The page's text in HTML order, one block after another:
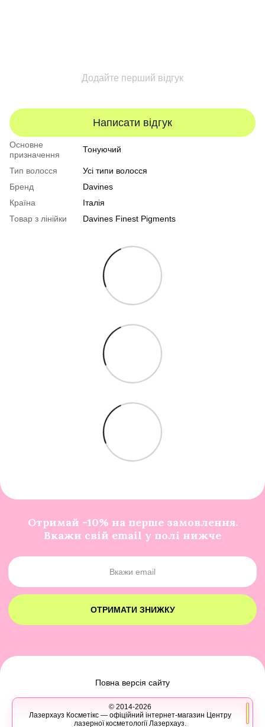
Додайте перший відгук
Написати відгук
Основне
призначення
Тонуючий
Тип волосся
Усі типи волосся
Бренд
Davines
Країна
Італія
Товар з лінійки
Davines Finest Pigments
Отримай -10% на перше замовлення.
Вкажи свій email у полі нижче
ОТРИМАТИ ЗНИЖКУ
Повна версія сайту
© 2014-2026
Лазерхауз Косметікс — офіційний інтернет-магазин Центру
лазерної косметології Лазерхауз.